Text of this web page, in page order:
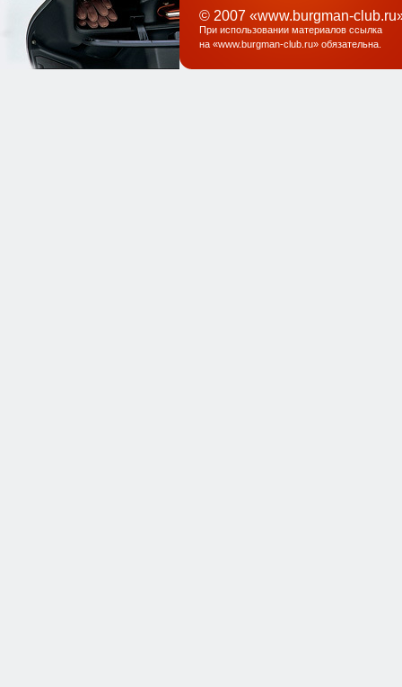
© 2007 «www.burgman-
При использовании материалов ссылка
на «www.burgman-club.ru» обязательна